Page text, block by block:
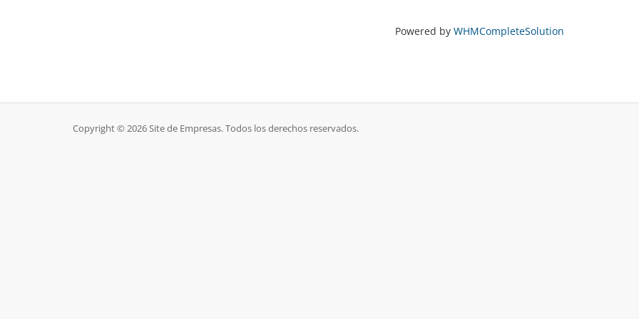
Powered by WHMCompleteSolution
Copyright © 2026 Site de Empresas. Todos los derechos reservados.